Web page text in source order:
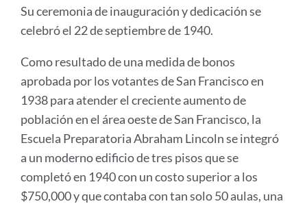
Su ceremonia de inauguración y dedicación se
celebró el 22 de septiembre de 1940.
Como resultado de una medida de bonos
aprobada por los votantes de San Francisco en
1938 para atender el creciente aumento de
población en el área oeste de San Francisco, la
Escuela Preparatoria Abraham Lincoln se integró
a un moderno edificio de tres pisos que se
completó en 1940 con un costo superior a los
$750,000 y que contaba con tan solo 50 aulas, una